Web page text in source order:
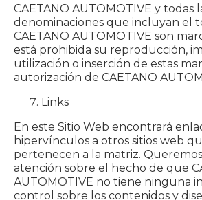
CAETANO AUTOMOTIVE y todas
denominaciones que incluyan el
CAETANO AUTOMOTIVE son
está prohibida su reproducción,
utilización o inserción de estas
autorización de CAETANO
Links
En este Sitio Web encontrará
hipervínculos a otros sitios web
pertenecen a la matriz.
atención sobre el hecho de que
AUTOMOTIVE no tiene ninguna
control sobre los contenidos y